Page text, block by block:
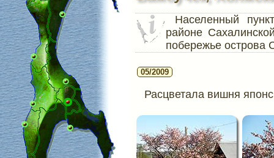
Населенный
районе
побережье острова
05/2009
Расцветала вишня